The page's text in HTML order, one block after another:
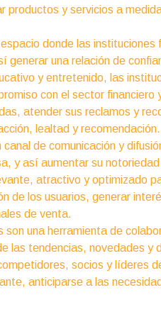
productos y servicios a
donde las instituciones
una relación de
y entretenido, las
con el sector financiero
atender sus reclamos y
lealtad y recomendación.
de comunicación y
y así aumentar su
atractivo y optimizado
de los usuarios, generar
de venta.
son una herramienta de
las tendencias, novedades y
socios y líderes
anticiparse a las